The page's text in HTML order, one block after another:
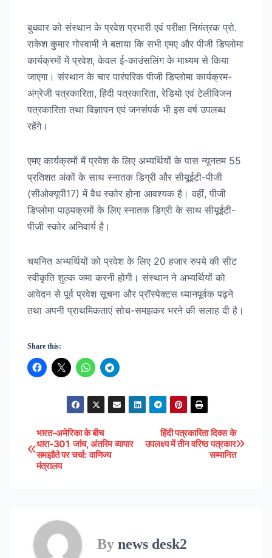
बुधवार को संस्थान के प्रवेश प्रभारी एवं परीक्षा नियंत्रक प्रो.
राकेश कुमार गोस्वामी ने बताया कि सभी एमए और पीजी डिप्लोमा
कार्यक्रमों में प्रवेश, केवल ई-काउंसलिंग के माध्यम से किया
जाएगा। संस्थान के चार पारंपरिक पीजी डिप्लोमा कार्यक्रम-
अंग्रेजी पत्रकारिता, हिंदी पत्रकारिता, रेडियो एवं टेलीविजन
पत्रकारिता तथा विज्ञापन एवं जनसंपर्क भी इस वर्ष उपलब्ध
रहेंगे।
एमए कार्यक्रमों में प्रवेश के लिए अभ्यर्थियों के पास न्यूनतम 55
प्रतिशत अंकों के साथ स्नातक डिग्री और सीयूईटी-पीजी
(सीओक्यूपी17) में वैध स्कोर होना आवश्यक है। वहीं, पीजी
डिप्लोमा पाठ्यक्रमों के लिए स्नातक डिग्री के साथ सीयूईटी-
पीजी स्कोर अनिवार्य है।
चयनित अभ्यर्थियों को प्रवेश के लिए 20 हजार रुपये की सीट
स्वीकृति शुल्क जमा करनी होगी। संस्थान ने अभ्यर्थियों को
आवेदन से पूर्व प्रवेश सूचना और प्रॉस्पेक्टस ध्यानपूर्वक पढ़ने
तथा अपनी प्राथमिकताएं सोच-समझकर भरने की सलाह दी है।
Share this:
Post
navigation
हिंदी पत्रकारिता दिवस के
उपलक्ष्य में तीन वरिष्ठ पत्रकार
सम्मानित
भारत-अमेरिका के बीच
धारा-301 जांच, अंतरिम व्यापार
समझौते पर चर्चा: वाणिज्य
मंत्रालय
By news desk2